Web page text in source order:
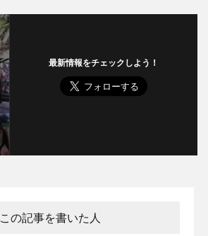
最新情報をチェックしよう！
この記事を書いた人